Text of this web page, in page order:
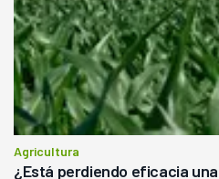
Agricultura
¿Está perdiendo eficacia